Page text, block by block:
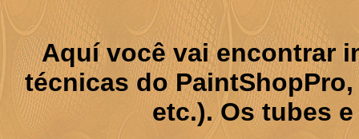
Aquí você vai encontrar
técnicas do
etc.). Os tubes